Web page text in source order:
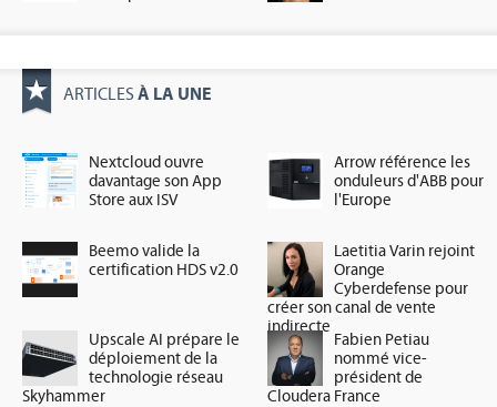
ARTICLES À LA UNE
Nextcloud ouvre
davantage son App
Store aux ISV
Arrow référence les
onduleurs d'ABB pour
l'Europe
Beemo valide la
certification HDS v2.0
Laetitia Varin rejoint
Orange
Cyberdefense pour
créer son canal de vente
indirecte
Upscale AI prépare le
déploiement de la
technologie réseau
Skyhammer
Fabien Petiau
nommé vice-
président de
Cloudera France